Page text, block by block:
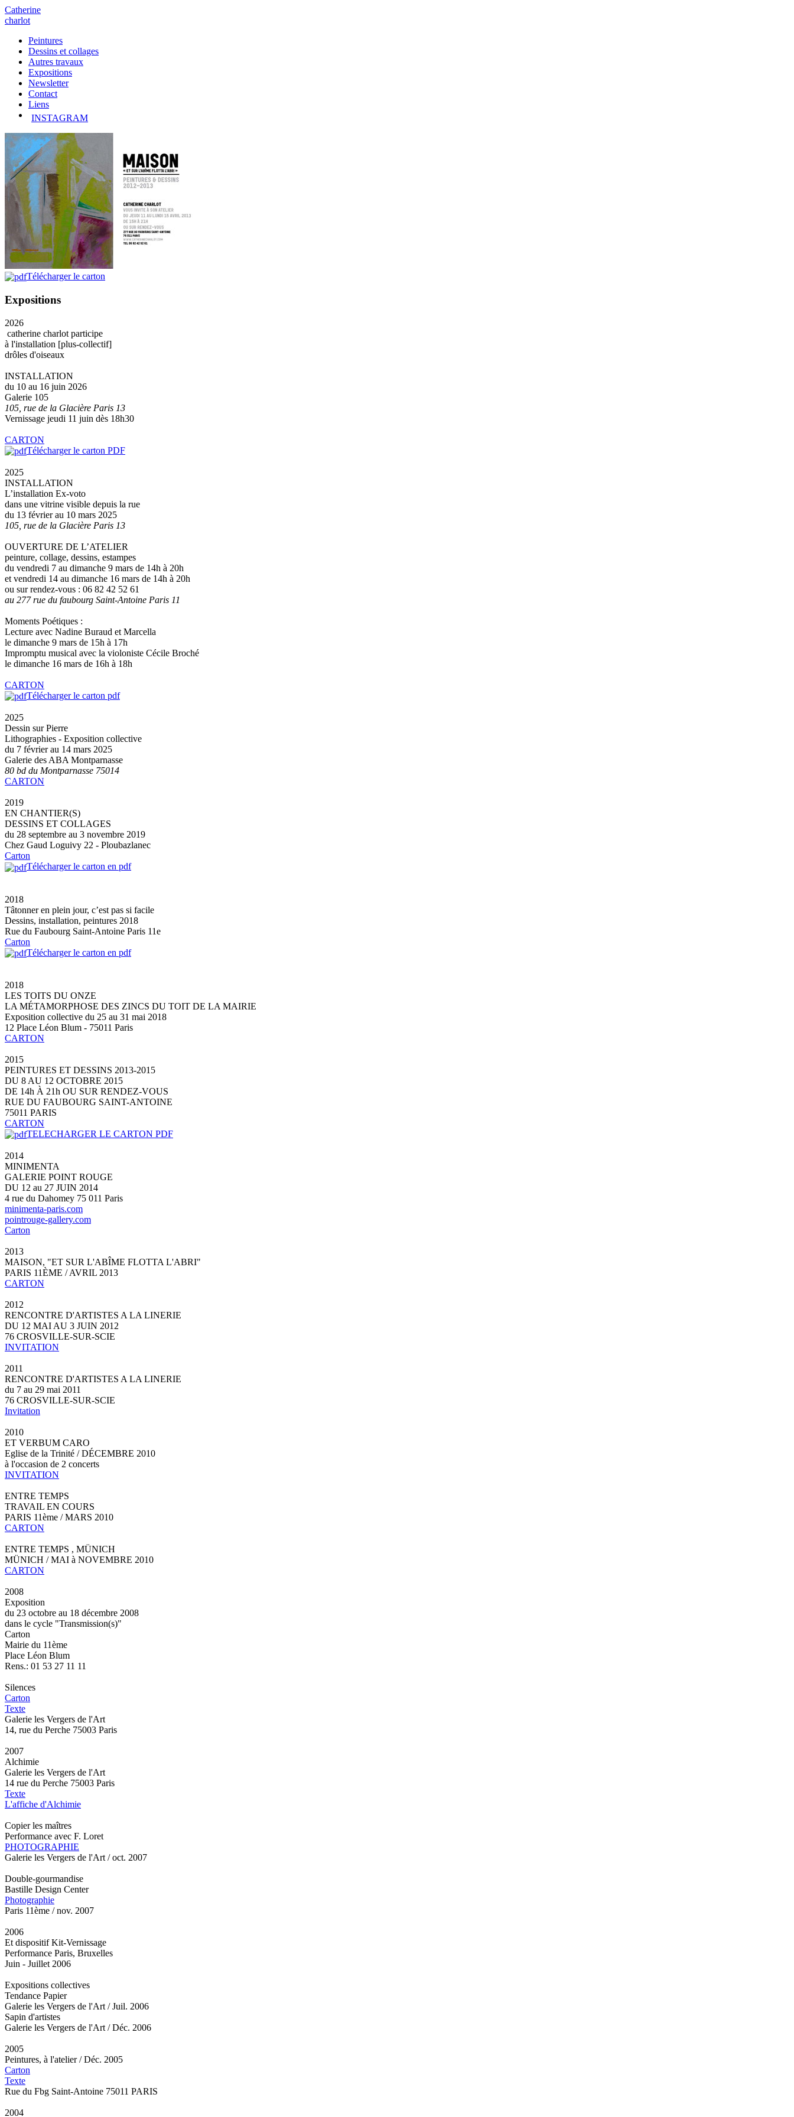
Catherine
charlot
Peintures
Dessins et collages
Autres travaux
Expositions
Newsletter
Contact
Liens
INSTAGRAM
Télécharger le carton
Expositions
2026
catherine charlot participe
à l'installation [plus-collectif]
drôles d'oiseaux
INSTALLATION
du 10 au 16 juin 2026
Galerie 105
105, rue de la Glacière Paris 13
Vernissage jeudi 11 juin dès 18h30
CARTON
Télécharger le carton PDF
2025
INSTALLATION
L’installation Ex-voto
dans une vitrine visible depuis la rue
du 13 février au 10 mars 2025
105, rue de la Glacière Paris 13
OUVERTURE DE L’ATELIER
peinture, collage, dessins, estampes
du vendredi 7 au dimanche 9 mars de 14h à 20h
et vendredi 14 au dimanche 16 mars de 14h à 20h
ou sur rendez-vous : 06 82 42 52 61
au 277 rue du faubourg Saint-Antoine Paris 11
Moments Poétiques :
Lecture avec Nadine Buraud et Marcella
le dimanche 9 mars de 15h à 17h
Impromptu musical avec la violoniste Cécile Broché
le dimanche 16 mars de 16h à 18h
CARTON
Télécharger le carton pdf
2025
Dessin sur Pierre
Lithographies - Exposition collective
du 7 février au 14 mars 2025
Galerie des ABA Montparnasse
80 bd du Montparnasse 75014
CARTON
2019
EN CHANTIER(S)
DESSINS ET COLLAGES
du 28 septembre au 3 novembre 2019
Chez Gaud Loguivy 22 - Ploubazlanec
Carton
Télécharger le carton en pdf
2018
Tâtonner en plein jour, c’est pas si facile
Dessins, installation, peintures 2018
Rue du Faubourg Saint-Antoine Paris 11e
Carton
Télécharger le carton en pdf
2018
LES TOITS DU ONZE
LA MÉTAMORPHOSE DES ZINCS DU TOIT DE LA MAIRIE
Exposition collective du 25 au 31 mai 2018
12 Place Léon Blum - 75011 Paris
CARTON
2015
PEINTURES ET DESSINS 2013-2015
DU 8 AU 12 OCTOBRE 2015
DE 14h À 21h OU SUR RENDEZ-VOUS
RUE DU FAUBOURG SAINT-ANTOINE
75011 PARIS
CARTON
TELECHARGER LE CARTON PDF
2014
MINIMENTA
GALERIE POINT ROUGE
DU 12 au 27 JUIN 2014
4 rue du Dahomey 75 011 Paris
minimenta-paris.com
pointrouge-gallery.com
Carton
2013
MAISON, "ET SUR L'ABÎME FLOTTA L'ABRI"
PARIS 11ÈME / AVRIL 2013
CARTON
2012
RENCONTRE D'ARTISTES A LA LINERIE
DU 12 MAI AU 3 JUIN 2012
76 CROSVILLE-SUR-SCIE
INVITATION
2011
RENCONTRE D'ARTISTES A LA LINERIE
du 7 au 29 mai 2011
76 CROSVILLE-SUR-SCIE
Invitation
2010
ET VERBUM CARO
Eglise de la Trinité / DÉCEMBRE 2010
à l'occasion de 2 concerts
INVITATION
ENTRE TEMPS
TRAVAIL EN COURS
PARIS 11ème / MARS 2010
CARTON
ENTRE TEMPS , MÜNICH
MÜNICH / MAI à NOVEMBRE 2010
CARTON
2008
Exposition
du 23 octobre au 18 décembre 2008
dans le cycle "Transmission(s)"
Carton
Mairie du 11ème
Place Léon Blum
Rens.: 01 53 27 11 11
Silences
Carton
Texte
Galerie les Vergers de l'Art
14, rue du Perche 75003 Paris
2007
Alchimie
Galerie les Vergers de l'Art
14 rue du Perche 75003 Paris
Texte
L'affiche d'Alchimie
Copier les maîtres
Performance avec F. Loret
PHOTOGRAPHIE
Galerie les Vergers de l'Art / oct. 2007
Double-gourmandise
Bastille Design Center
Photographie
Paris 11ème / nov. 2007
2006
Et dispositif Kit-Vernissage
Performance Paris, Bruxelles
Juin - Juillet 2006
Expositions collectives
Tendance Papier
Galerie les Vergers de l'Art / Juil. 2006
Sapin d'artistes
Galerie les Vergers de l'Art / Déc. 2006
2005
Peintures, à l'atelier / Déc. 2005
Carton
Texte
Rue du Fbg Saint-Antoine 75011 PARIS
2004